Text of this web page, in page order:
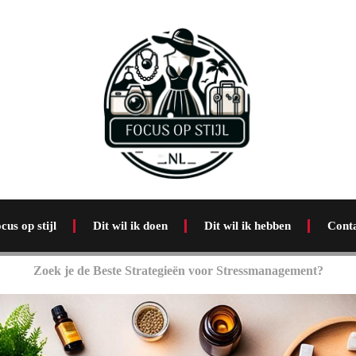
op stijl Dit wil ik doen Dit wil ik hebben
Zoek je de Beste Strategieën voor Stressmanagement?